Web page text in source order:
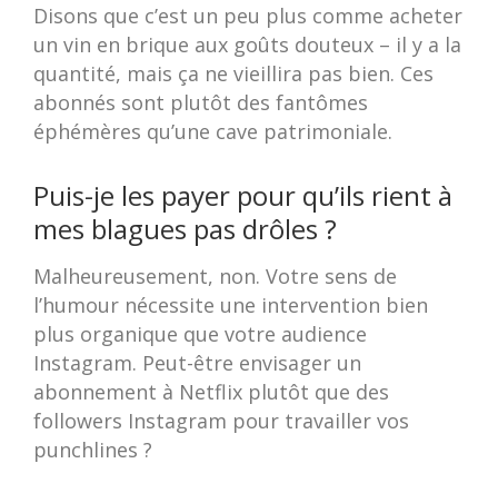
Disons que c’est un peu plus comme acheter
un vin en brique aux goûts douteux – il y a la
quantité, mais ça ne vieillira pas bien. Ces
abonnés sont plutôt des fantômes
éphémères qu’une cave patrimoniale.
Puis-je les payer pour qu’ils rient à
mes blagues pas drôles ?
Malheureusement, non. Votre sens de
l’humour nécessite une intervention bien
plus organique que votre audience
Instagram. Peut-être envisager un
abonnement à Netflix plutôt que des
followers Instagram pour travailler vos
punchlines ?